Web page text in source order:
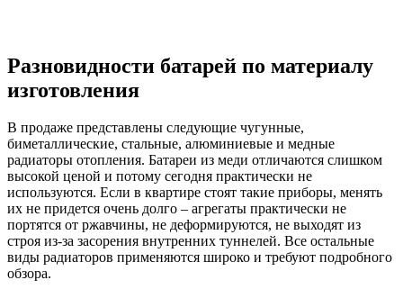
Разновидности батарей по материалу
изготовления
В продаже представлены следующие чугунные,
биметаллические, стальные, алюминиевые и медные
радиаторы отопления. Батареи из меди отличаются слишком
высокой ценой и потому сегодня практически не
используются. Если в квартире стоят такие приборы, менять
их не придется очень долго – агрегаты практически не
портятся от ржавчины, не деформируются, не выходят из
строя из-за засорения внутренних туннелей. Все остальные
виды радиаторов применяются широко и требуют подробного
обзора.